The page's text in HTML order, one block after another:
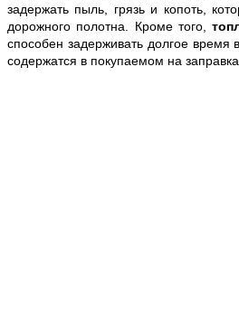
задержать пыль, грязь и копоть,
дорожного полотна. Кроме того,
способен задерживать долгое
содержатся в покупаемом на